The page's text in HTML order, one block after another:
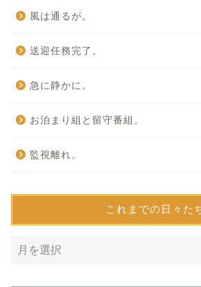
風は通るが。
送迎任務完了。
急に静かに。
お泊まり組と留守番組。
監視離れ。
これまでの日々た